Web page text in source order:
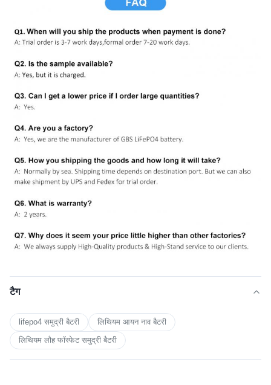
टैग
lifepo4 समुद्री बैटरी
लिथियम आयन नाव बैटरी
लिथियम लौह फॉस्फेट समुद्री बैटरी